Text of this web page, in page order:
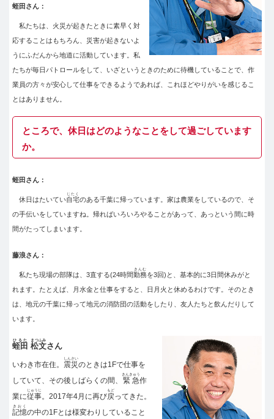
蛭田さん：
私たちは、火災が起きたときに素早く対
応することはもちろん、災害が起きないよ
うにふだんから地道に活動しています。私
たちが毎日パトロールをして、いざというときのために待機していることで、作
業員の方々が安心して仕事をできるようであれば、これほどやりがいを感じるこ
とはありません。
ところで、休日はどのようなことをして過ごしています
か。
蛭田さん：
休日はたいてい自宅
じたく
のある千葉に帰っています。家は農業をしているので、そ
の手伝いをしていますね。帰ればいろいろやることがあって、あっという間に時
間がたってしまいます。
藤浪さん：
私たち現場の部隊は、3直する(24時間勤務
きんむ
を3回)と、基本的に3日間休みがと
れます。たとえば、月水金と仕事をすると、日月火と休めるわけです。そのとき
は、地元の千葉に帰って地元の消防団の活動をしたり、友人たちと飲んだりして
います。
蛭田
ひるた
松文
まつふみ
さん
いわき市在住。 震災
しんさい
のときは1Fで仕事を
していて、その後しばらくの間、 緊急
きんきゅう
作
業に従事
じゅうじ
。2017年4月に再び戻
もど
ってきた。
記憶
きおく
の中の1Fとは様変わりしていること